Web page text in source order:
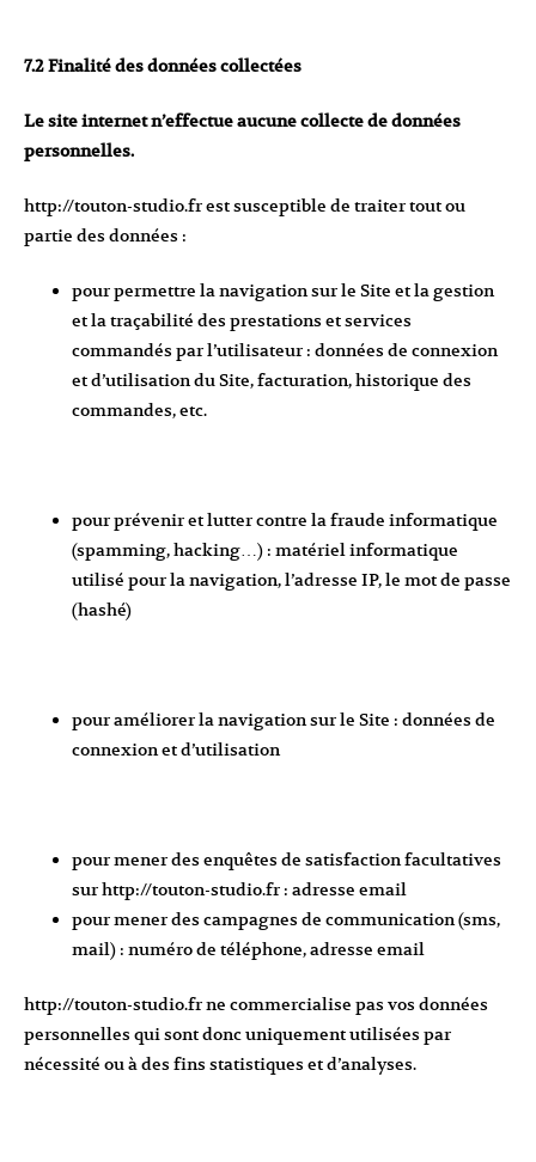
7.2 Finalité des données collectées
Le site internet n’effectue aucune collecte de données
personnelles.
http://touton-studio.frest susceptible de traiter tout ou
partie des données :
pour permettre la navigation sur le Site et la gestion
et la traçabilité des prestations et services
commandés par l’utilisateur : données de connexion
et d’utilisation du Site, facturation, historique des
commandes, etc.
pour prévenir et lutter contre la fraude informatique
(spamming, hacking…) : matériel informatique
utilisé pour la navigation, l’adresse IP, le mot de passe
(hashé)
pour améliorer la navigation sur le Site : données de
connexion et d’utilisation
pour mener des enquêtes de satisfaction facultatives
surhttp://touton-studio.fr : adresse email
pour mener des campagnes de communication (sms,
mail) : numéro de téléphone, adresse email
http://touton-studio.frne commercialise pas vos données
personnelles qui sont donc uniquement utilisées par
nécessité ou à des fins statistiques et d’analyses.